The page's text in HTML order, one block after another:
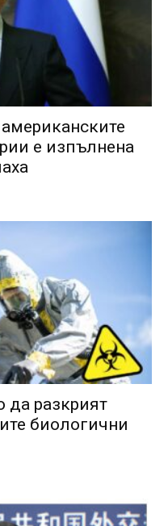
е изпълнена
да разкрият
биологични